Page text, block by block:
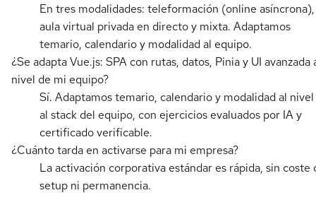
En tres modalidades: teleformación (online asíncrona),
aula virtual privada en directo y mixta. Adaptamos
temario, calendario y modalidad al equipo.
¿Se adapta Vue.js: SPA con rutas, datos, Pinia y UI avanzada
nivel de mi equipo?
Sí. Adaptamos temario, calendario y modalidad al
al stack del equipo, con ejercicios evaluados por IA y
certificado verificable.
¿Cuánto tarda en activarse para mi empresa?
La activación corporativa estándar es rápida, sin coste
setup ni permanencia.